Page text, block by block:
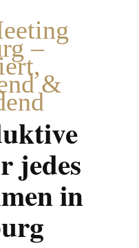
–
&
jedes
in